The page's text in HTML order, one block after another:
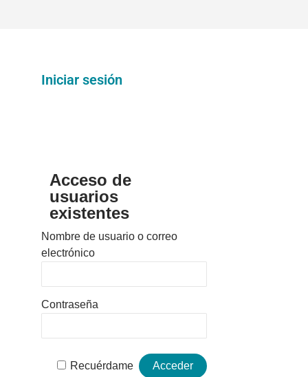
Iniciar sesión
Acceso de
usuarios
existentes
Nombre de usuario o correo
electrónico
Contraseña
Recuérdame